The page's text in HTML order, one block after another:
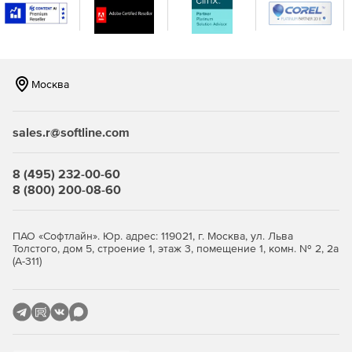
бизнес-приложений от Microsoft.
привлекать, фильтровать, собеседовать и лучше
Dynamics 365 for Talent: Onboard – помогает ускорить
результаты.
Dynamics 365 for Talent: Core HR – оптимизирует
для самообслуживания и совместной работы.
Смешанная реальность
специалистам эффективнее решать проблемы,
Москва
sales.r@softline.com
8 (495) 232-00-60
8 (800) 200-08-60
ПАО «Софтлайн». Юр. адрес: 119021, г. Москва, ул. Льва
Толстого, дом 5, строение 1, этаж 3, помещение 1, комн. № 2, 2а
(А-311)